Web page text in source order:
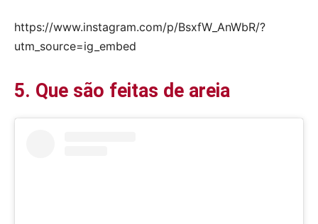
https://www.instagram.com/p/BsxfW_AnWbR/?
utm_source=ig_embed
5. Que são feitas de areia